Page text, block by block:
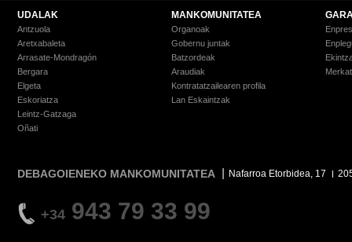
UDALAK
Antzuola
Aretxabaleta
Arrasate-Mondragón
Bergara
Elgeta
Eskoriatza
Leintz-Gatzaga
Oñati
MANKOMUNITATEA
Organoak
Gobernu juntak
Batzordeak
Araudiak
Kontratatzailearen profila
Lan Eskaintzak
DEBAGOIENEKO MANKOMUNITATEA Nafarroa Etorbidea, 17
+34 943 79 33 99